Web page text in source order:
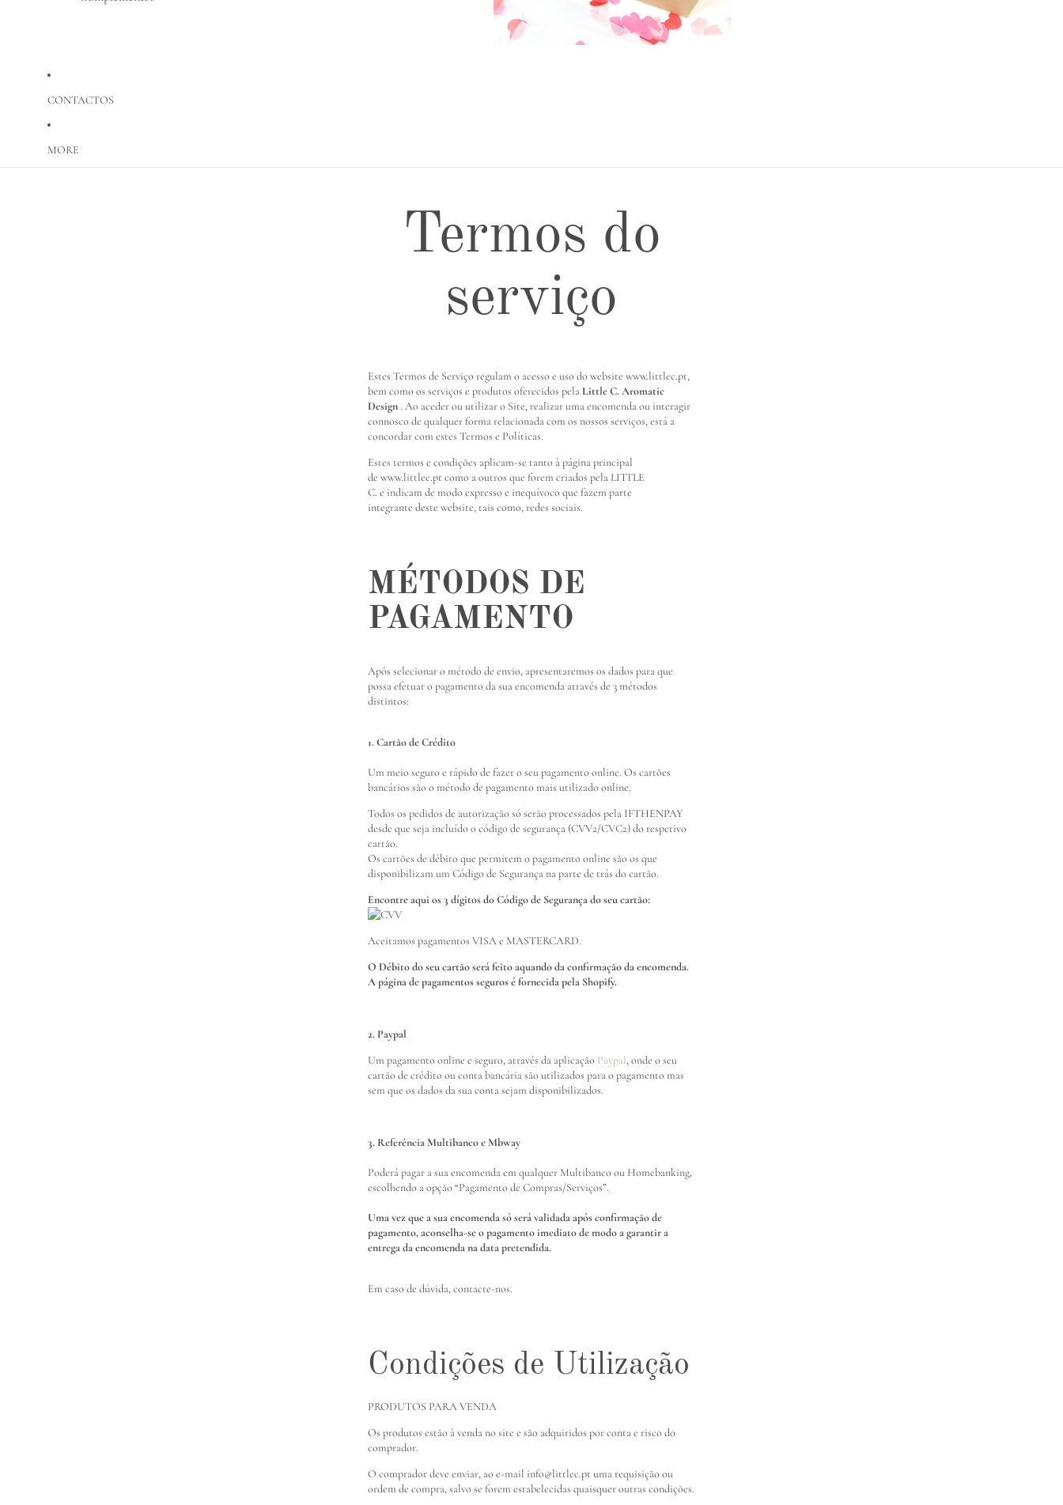
CONTACTOS
MORE
Termos do
serviço
Estes Termos de Serviço regulam o acesso e uso do website www.littlec.pt,
bem como os serviços e produtos oferecidos pela Little C. Aromatic
Design. Ao aceder ou utilizar o Site, realizar uma encomenda ou interagir
connosco de qualquer forma relacionada com os nossos serviços, está a
concordar com estes Termos e Políticas.
Estes termos e condições aplicam-se tanto à página principal
de www.littlec.pt como a outros que forem criados pela LITTLE
C. e indicam de modo expresso e inequívoco que fazem parte
integrante deste website, tais como, redes sociais.
MÉTODOS DE
PAGAMENTO
Após selecionar o método de envio, apresentaremos os dados para que
possa efetuar o pagamento da sua encomenda através de 3 métodos
distintos:
1. Cartão de Crédito
Um meio seguro e rápido de fazer o seu pagamento online. Os cartões
bancários são o método de pagamento mais utilizado online.
Todos os pedidos de autorização só serão processados pela IFTHENPAY
desde que seja incluído o código de segurança (CVV2/CVC2) do respetivo
cartão.
Os cartões de débito que permitem o pagamento online são os que
disponibilizam um Código de Segurança na parte de trás do cartão.
Encontre aqui os 3 dígitos do Código de Segurança do seu cartão:
Aceitamos pagamentos VISA e MASTERCARD.
O Débito do seu cartão será feito aquando da confirmação da encomenda.
A página de pagamentos seguros é fornecida pela Shopify.
2. Paypal
Um pagamento online e seguro, através da aplicação Paypal, onde o seu
cartão de crédito ou conta bancária são utilizados para o pagamento mas
sem que os dados da sua conta sejam disponibilizados.
3. Referência Multibanco e Mbway
Poderá pagar a sua encomenda em qualquer Multibanco ou Homebanking,
escolhendo a opção “Pagamento de Compras/Serviços”.
Uma vez que a sua encomenda só será validada após confirmação de
pagamento, aconselha-se o pagamento imediato de modo a garantir a
entrega da encomenda na data pretendida.
Em caso de dúvida,contacte-nos.
Condições de Utilização
PRODUTOS PARA VENDA
Os produtos estão à venda no site e são adquiridos por conta e risco do
comprador.
O comprador deve enviar, ao e-mail info@littlec.pt uma requisição ou
ordem de compra, salvo se forem estabelecidas quaisquer outras condições.